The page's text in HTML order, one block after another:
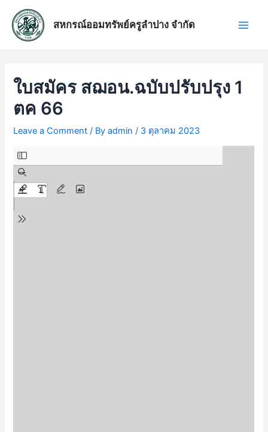
content
สหกรณ์ออมทรัพย์ครูลำปาง จำกัด
ใบสมัคร สฌอน.ฉบับปรับปรุง 1
ตค 66
Leave a Comment / Byadmin/ 3 ตุลาคม 2023
เรื่อง